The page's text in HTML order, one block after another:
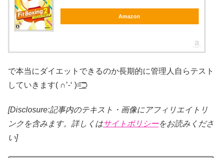
Amazon
で本当にダイエットできるのか長期的に管理人自らテスト
していきます( ∩’-‘ )=͟͟͞͞⊃
[Disclosure:記事内のテキスト・画像にアフィリエイトリ
ンクを含みます。詳しくはサイトポリシーをお読みくださ
い]